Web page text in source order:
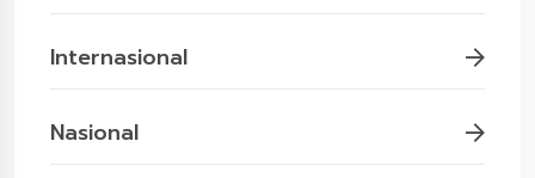
Internasional
Nasional